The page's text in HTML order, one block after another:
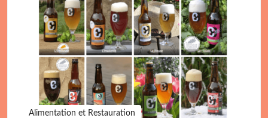
Alimentation et Restauration